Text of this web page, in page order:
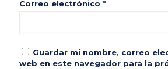
Correo electrónico *
Guardar mi nombre, correo
web en este navegador para la